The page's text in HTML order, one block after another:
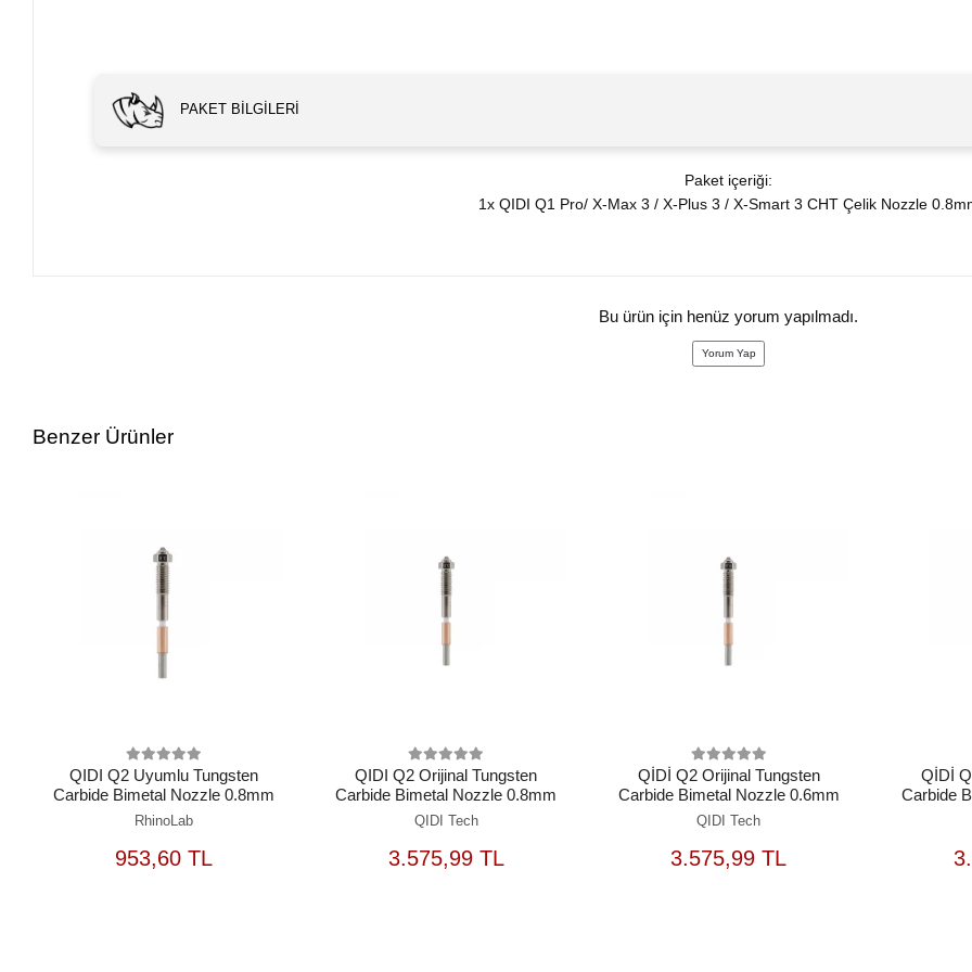
PAKET BILGILERI
Paket içeriği:
1x QIDI Q1 Pro/ X-Max 3 / X-Plus 3 / X-Smart 3 CHT Çelik Nozzle
Bu ürün için henüz yorum yapılmadı.
Yorum Yap
Benzer Ürünler
QIDI Q2 Uyumlu Tungsten
Carbide Bimetal Nozzle 0.8mm
RhinoLab
953,60 TLSEPETE
EKLE
QIDI Q2 Orijinal Tungsten
Carbide Bimetal Nozzle 0.8mm
QIDI Tech
3.575,99 TL
SEPETE
EKLE
QİDİ Q2 Orijinal Tungsten
Carbide Bimetal Nozzle 0.6mm
QIDI Tech
3.575,99 TL
SEPETE
EKLE
QİDİ
Carbide